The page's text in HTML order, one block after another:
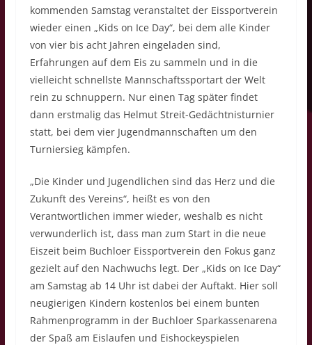
kommenden Samstag veranstaltet der Eissportverein
wieder einen „Kids on Ice Day“, bei dem alle Kinder
von vier bis acht Jahren eingeladen sind,
Erfahrungen auf dem Eis zu sammeln und in die
vielleicht schnellste Mannschaftssportart der Welt
rein zu schnuppern. Nur einen Tag später findet
dann erstmalig das Helmut Streit-Gedächtnisturnier
statt, bei dem vier Jugendmannschaften um den
Turniersieg kämpfen.
„Die Kinder und Jugendlichen sind das Herz und die
Zukunft des Vereins“, heißt es von den
Verantwortlichen immer wieder, weshalb es nicht
verwunderlich ist, dass man zum Start in die neue
Eiszeit beim Buchloer Eissportverein den Fokus ganz
gezielt auf den Nachwuchs legt. Der „Kids on Ice Day“
am Samstag ab 14 Uhr ist dabei der Auftakt. Hier soll
neugierigen Kindern kostenlos bei einem bunten
Rahmenprogramm in der Buchloer Sparkassenarena
der Spaß am Eislaufen und Eishockeyspielen